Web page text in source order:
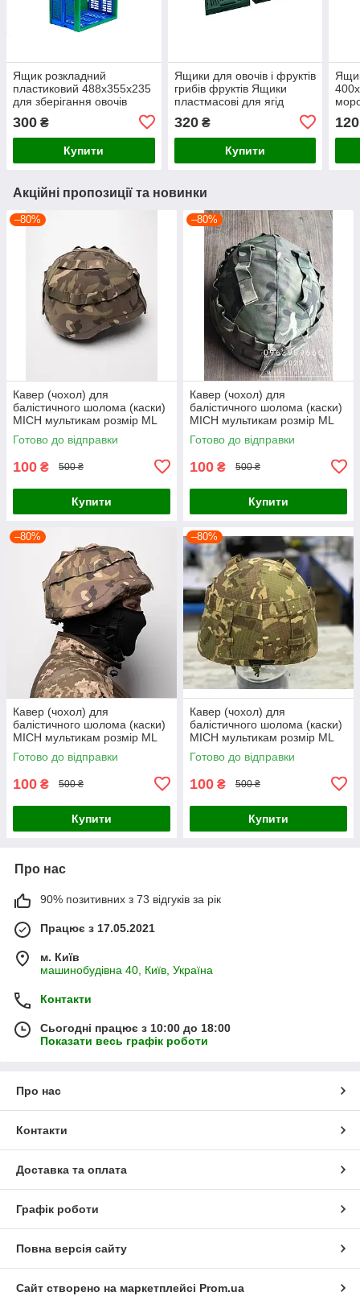
Ящик розкладний
пластиковий 488х355х235
для зберігання овочів
пластмасові для ягід
малини вишні
300 ₴
Купити
Ящики для овочів і фруктів
грибів фруктів Ящики
пластмасові для ягід
малини вишні розкладний
488х355х235
320₴
Купити
120
Акційні пропозиції та новинки
–80%
Кавер (чохол) для
балістичного шолома (каски)
MICH мультикам розмір МL
Готово до відправки
100 ₴ 500 ₴
Купити
–80%
Кавер (чохол) для
балістичного шолома (каски)
MICH мультикам розмір МL
Готово до відправки
100 ₴ 500 ₴
Купити
–80%
Кавер (чохол) для
балістичного шолома (каски)
MICH мультикам розмір МL
Готово до відправки
100 ₴ 500 ₴
Купити
–80%
Кавер (чохол) для
балістичного шолома (каски)
MICH мультикам розмір МL
Готово до відправки
100 ₴ 500 ₴
Купити
Про нас
90% позитивних з 73 відгуків за рік
Працює з 17.05.2021
м. Київ
машинобудівна 40, Київ, Україна
Контакти
Сьогодні працює з 10:00 до 18:00
Показати весь графік роботи
Про нас
Контакти
Доставка та оплата
Графік роботи
Повна версія сайту
Сайт створено на маркетплейсі Prom.ua